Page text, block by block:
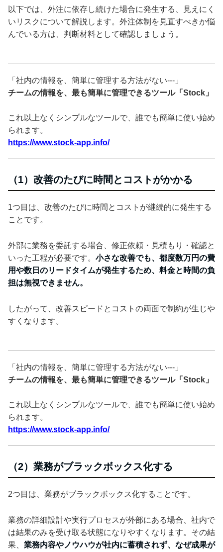
以下では、外注に依存し続けた場合に発生する、見えにく
いリスクについて解説します。外注体制を見直すべきか悩
んでいる方は、判断材料として確認しましょう。
「社内の情報を、簡単に管理する方法がない---」
チームの情報を、最も簡単に管理できるツール「Stock」
これ以上なくシンプルなツールで、誰でも簡単に使い始め
られます。
https://www.stock-app.info/
（1）改善のたびに時間とコストがかかる
1つ目は、改善のたびに時間とコストが継続的に発生する
ことです。
外部に業務を委託する場合、修正依頼・見積もり・確認と
いった工程が必要です。 小さな改善でも、都度数万円の費
用や数日のリードタイムが発生するため、料金と時間の負
担は無視できません。
したがって、改善スピードとコストの両面で制約が生じや
すくなります。
「社内の情報を、簡単に管理する方法がない---」
チームの情報を、最も簡単に管理できるツール「Stock」
これ以上なくシンプルなツールで、誰でも簡単に使い始め
られます。
https://www.stock-app.info/
（2）業務がブラックボックス化する
2つ目は、業務がブラックボックス化することです。
業務の詳細設計や実行プロセスが外部にある場合、社内で
は結果のみを受け取る状態になりやすくなります。その結
果、 業務内容やノウハウが社内に蓄積されず、なぜ成果が